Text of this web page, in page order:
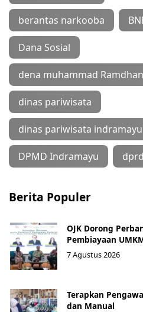
berantas narkooba
Dana Sosial
dena muhammad Ramdhan
dinas pariwisata
dinas pariwisata indramayu
DPMD Indramayu dprd
Berita Populer
OJK Dorong
Pembiayaan
7 Agustus 2026
Terapkan
dan Manual